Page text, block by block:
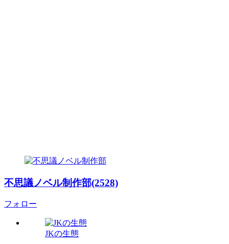
不思議ノベル制作部(2528)
フォロー
JKの生態